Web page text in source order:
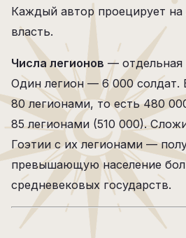
Каждый автор проецирует
власть.
Числа легионов — отдельная
Один легион — 6 000 солдат.
80 легионами, то есть 480
85 легионами (510 000).
Гоэтии с их легионами —
превышающую население
средневековых государств.